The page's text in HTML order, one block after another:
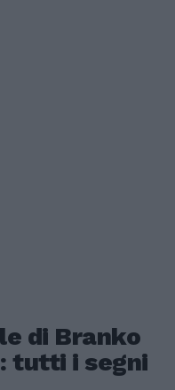
di Branko
tutti i segni